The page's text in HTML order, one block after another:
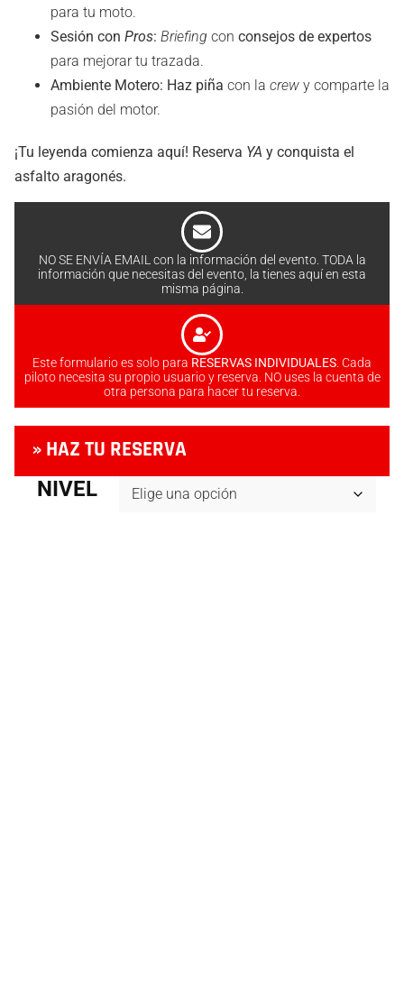
para tu moto.
Sesión con Pros: Briefing con consejos de expertos
para mejorar tu trazada.
Ambiente Motero: Haz piña con la crew y comparte la
pasión del motor.
¡Tu leyenda comienza aquí! Reserva YA y conquista el
asfalto aragonés.
NO SE ENVÍA EMAIL con la información del evento. TODA la
información que necesitas del evento, la tienes aquí en esta
misma página.
Este formulario es solo para RESERVAS INDIVIDUALES . Cada
piloto necesita su propio usuario y reserva. NO uses la cuenta de
otra persona para hacer tu reserva.
» HAZ TU RESERVA
NIVEL